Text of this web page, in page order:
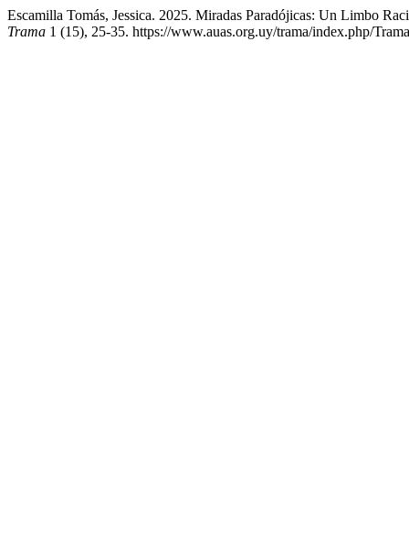
Escamilla Tomás, Jessica. 2025. Miradas Paradójicas: Un Limbo
Trama 1 (15), 25-35. https://www.auas.org.uy/trama/index.php/